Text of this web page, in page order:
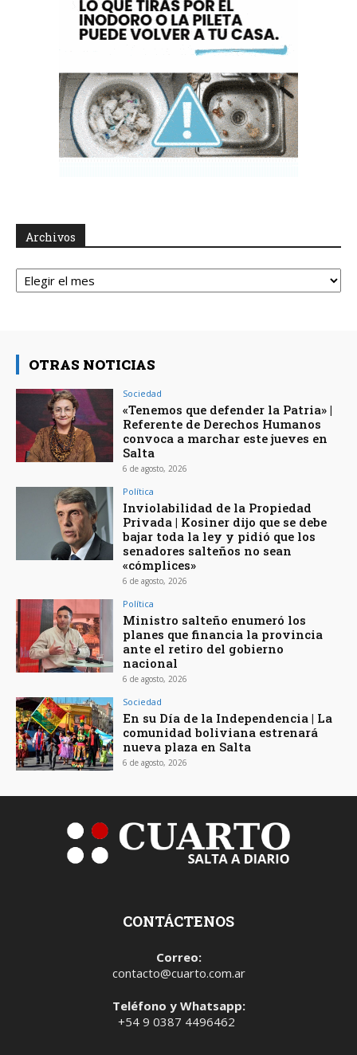
Archivos
Archivos
OTRAS NOTICIAS
Sociedad
«Tenemos que defender la Patria» |
Referente de Derechos Humanos
convoca a marchar este jueves en
Salta
6 de agosto, 2026
Política
Inviolabilidad de la Propiedad
Privada | Kosiner dijo que se debe
bajar toda la ley y pidió que los
senadores salteños no sean
«cómplices»
6 de agosto, 2026
Política
Ministro salteño enumeró los
planes que financia la provincia
ante el retiro del gobierno
nacional
6 de agosto, 2026
Sociedad
En su Día de la Independencia | La
comunidad boliviana estrenará
nueva plaza en Salta
6 de agosto, 2026
CONTÁCTENOS
Correo:
contacto@cuarto.com.ar
Teléfono y Whatsapp:
+54 9 0387 4496462